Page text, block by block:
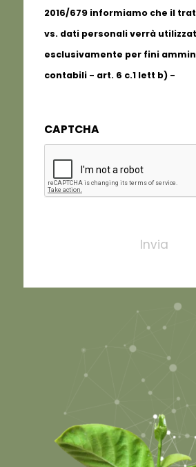
2016/679 informiamo che il
vs. dati personali verrà
esclusivamente per fini
contabili - art. 6 c.1 lett b) -
CAPTCHA